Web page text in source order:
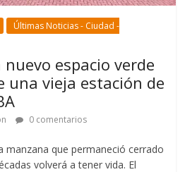
Últimas Noticias - Ciudad -
espacio verde
una vieja estación de
0 comentarios
manzana que permaneció cerrado
volverá a tener vida. El